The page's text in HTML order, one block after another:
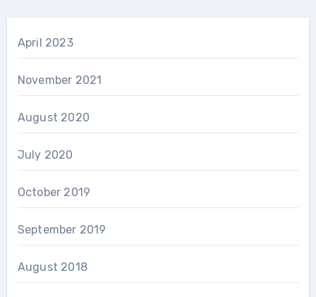
April 2023
November 2021
August 2020
July 2020
October 2019
September 2019
August 2018